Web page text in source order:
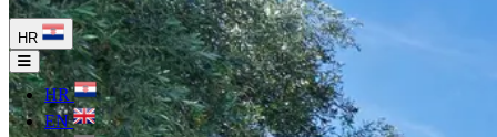
HR
HR
EN